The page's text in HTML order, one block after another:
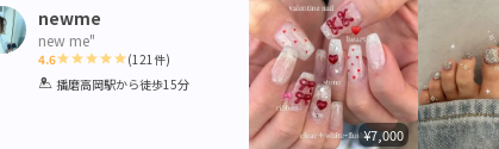
newme
new me"
4.6
1 2 3 4 5
(121 件)
播磨高岡駅から徒歩15分
¥7,000